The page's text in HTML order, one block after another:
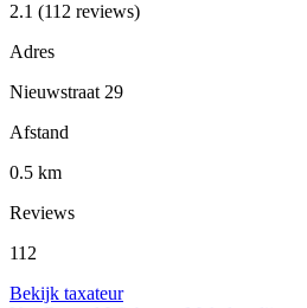
2.1 (112 reviews)
Adres
Nieuwstraat 29
Afstand
0.5 km
Reviews
112
Bekijk taxateur